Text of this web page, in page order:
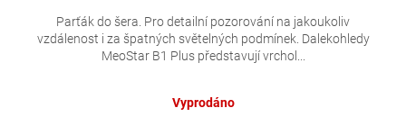
R
Vyprodáno
Parťák do šera. Pro detailní pozorování na jakoukoliv
vzdálenost i za špatných světelných podmínek. Dalekohledy
MeoStar B1 Plus představují vrchol...